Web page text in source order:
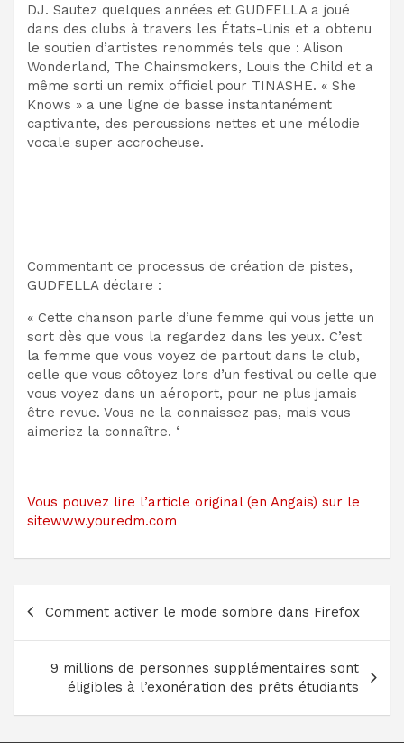
DJ. Sautez quelques années et GUDFELLA a joué
dans des clubs à travers les États-Unis et a obtenu
le soutien d’artistes renommés tels que : Alison
Wonderland, The Chainsmokers, Louis the Child et a
même sorti un remix officiel pour TINASHE. « She
Knows » a une ligne de basse instantanément
captivante, des percussions nettes et une mélodie
vocale super accrocheuse.
Commentant ce processus de création de pistes,
GUDFELLA déclare :
« Cette chanson parle d’une femme qui vous jette un
sort dès que vous la regardez dans les yeux. C’est
la femme que vous voyez de partout dans le club,
celle que vous côtoyez lors d’un festival ou celle que
vous voyez dans un aéroport, pour ne plus jamais
être revue. Vous ne la connaissez pas, mais vous
aimeriez la connaître. ‘
Vous pouvez lire l’article original (en Angais) sur le
sitewww.youredm.com
de
l’article
Comment activer le mode sombre dans Firefox
9 millions de personnes supplémentaires sont
éligibles à l’exonération des prêts étudiants